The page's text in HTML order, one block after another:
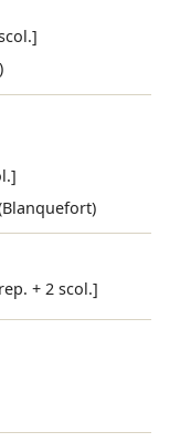
+ 2 scol.]